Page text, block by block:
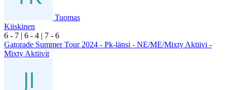
Tuomas
Kiiskinen
6 - 7 | 6 - 4 | 7 - 6
Gatorade Summer Tour 2024 - Pk-länsi - NE/ME/Mixty Aktiivi -
Mixty Aktiivit